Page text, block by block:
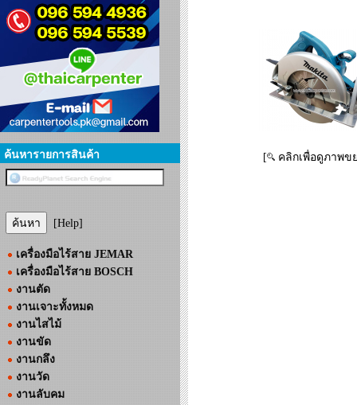
ค้นหารายการสินค้า
[Help]
เครื่องมือไร้สาย JEMAR
เครื่องมือไร้สาย BOSCH
งานตัด
งานเจาะทั้งหมด
งานไสไม้
งานขัด
งานกลึง
งานวัด
งานลับคม
[ คลิกเพื่อดูภาพข